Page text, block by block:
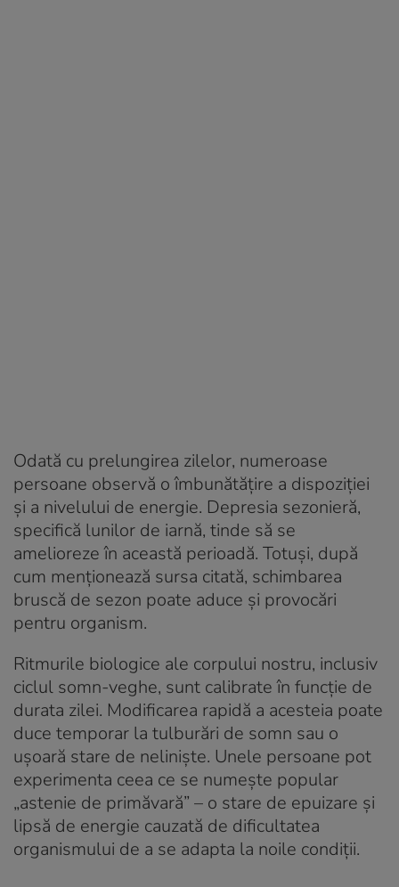
Odată cu prelungirea zilelor, numeroase
persoane observă o îmbunătățire a dispoziției
și a nivelului de energie. Depresia sezonieră,
specifică lunilor de iarnă, tinde să se
amelioreze în această perioadă. Totuși, după
cum menționează sursa citată, schimbarea
bruscă de sezon poate aduce și provocări
pentru organism.
Ritmurile biologice ale corpului nostru, inclusiv
ciclul somn-veghe, sunt calibrate în funcție de
durata zilei. Modificarea rapidă a acesteia poate
duce temporar la tulburări de somn sau o
ușoară stare de neliniște. Unele persoane pot
experimenta ceea ce se numește popular
„astenie de primăvară” – o stare de epuizare și
lipsă de energie cauzată de dificultatea
organismului de a se adapta la noile condiții.